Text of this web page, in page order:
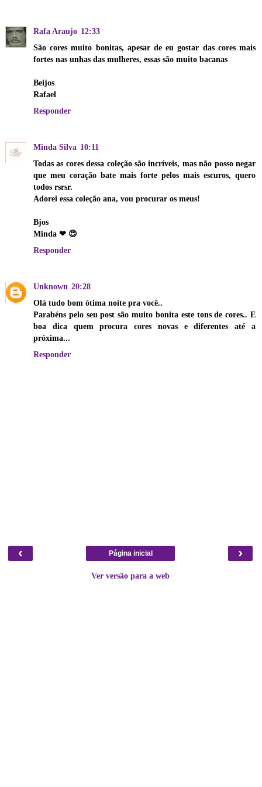
Rafa Araujo 12:33
São cores muito bonitas, apesar de eu gostar das cores mais
fortes nas unhas das mulheres, essas são muito bacanas
Beijos
Rafael
Responder
Minda Silva 10:11
Todas as cores dessa coleção são incríveis, mas não posso negar
que meu coração bate mais forte pelos mais escuros, quero
todos rsrsr.
Adorei essa coleção ana, vou procurar os meus!
Bjos
Minda ❤ 😍
Responder
Unknown 20:28
Olá tudo bom ótima noite pra você..
Parabéns pelo seu post são muito bonita este tons de cores.. E
boa dica quem procura cores novas e diferentes até a
próxima...
Responder
‹ ›
Página inicial
Ver versão para a web